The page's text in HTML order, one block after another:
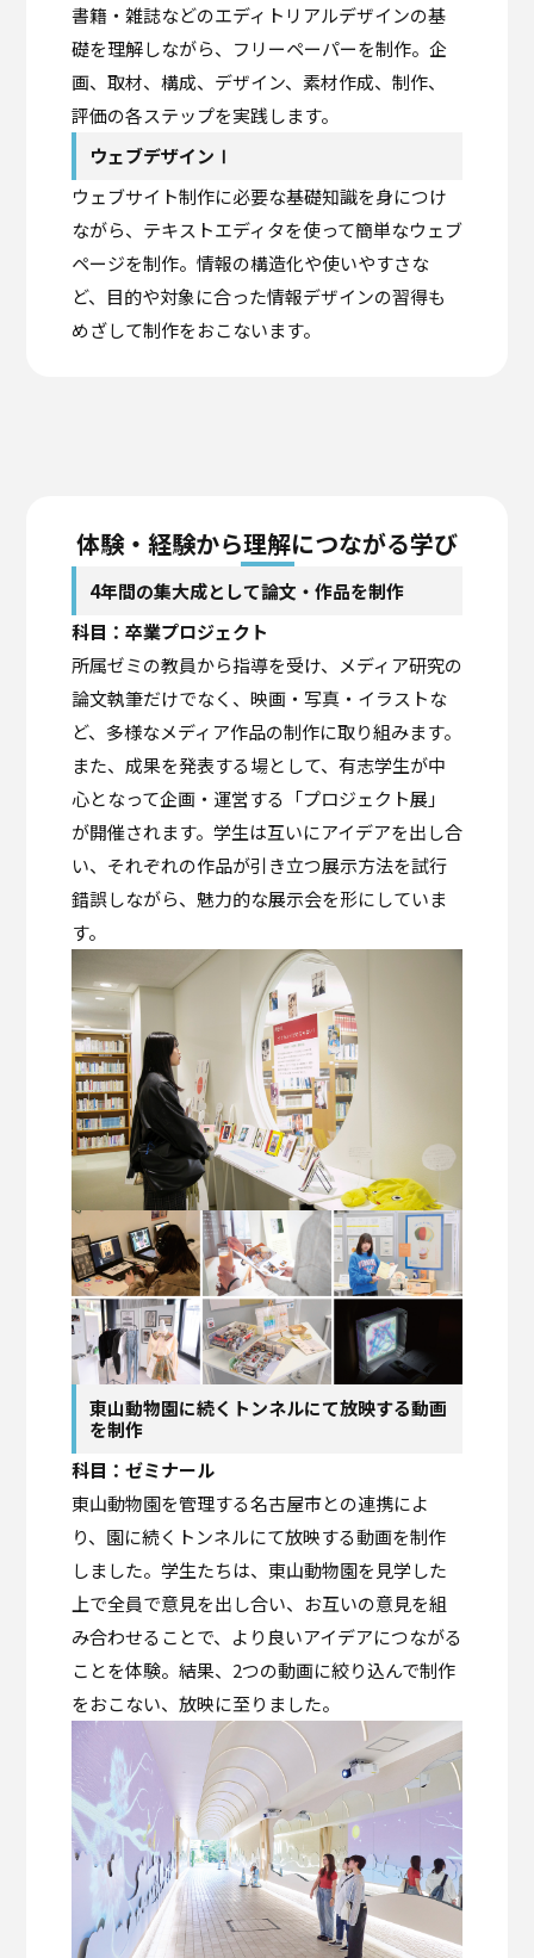
書籍・雑誌などのエディトリアルデザインの基
礎を理解しながら、フリーペーパーを制作。企
画、取材、構成、デザイン、素材作成、制作、
評価の各ステップを実践します。
ウェブデザインⅠ
ウェブサイト制作に必要な基礎知識を身につけ
ながら、テキストエディタを使って簡単なウェブ
ページを制作。情報の構造化や使いやすさな
ど、目的や対象に合った情報デザインの習得も
めざして制作をおこないます。
体験・経験から理解につながる学び
4年間の集大成として論文・作品を制作
科目：卒業プロジェクト
所属ゼミの教員から指導を受け、メディア研究の
論文執筆だけでなく、映画・写真・イラストな
ど、多様なメディア作品の制作に取り組みます。
また、成果を発表する場として、有志学生が中
心となって企画・運営する「プロジェクト展」
が開催されます。学生は互いにアイデアを出し合
い、それぞれの作品が引き立つ展示方法を試行
錯誤しながら、魅力的な展示会を形にしていま
す。
東山動物園に続くトンネルにて放映する動画
を制作
科目：ゼミナール
東山動物園を管理する名古屋市との連携によ
り、園に続くトンネルにて放映する動画を制作
しました。学生たちは、東山動物園を見学した
上で全員で意見を出し合い、お互いの意見を組
み合わせることで、より良いアイデアにつながる
ことを体験。結果、2つの動画に絞り込んで制作
をおこない、放映に至りました。